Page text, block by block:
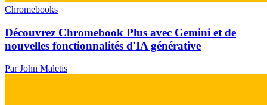
Chromebooks
Découvrez Chromebook Plus avec Gemini et de
nouvelles fonctionnalités d'IA générative
Par John Maletis